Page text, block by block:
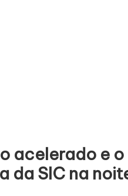
acelerado e
da SIC na